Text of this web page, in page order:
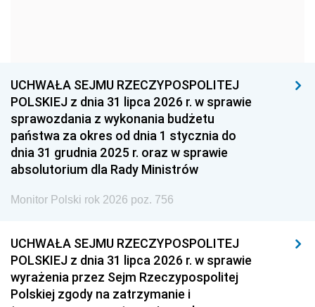
1939 1938 1937
1936 1930
UCHWAŁA SEJMU RZECZYPOSPOLITEJ
POLSKIEJ z dnia 31 lipca 2026 r. w sprawie
sprawozdania z wykonania budżetu
państwa za okres od dnia 1 stycznia do
dnia 31 grudnia 2025 r. oraz w sprawie
absolutorium dla Rady Ministrów
Monitor Polski rok 2026 poz. 756
UCHWAŁA SEJMU RZECZYPOSPOLITEJ
POLSKIEJ z dnia 31 lipca 2026 r. w sprawie
wyrażenia przez Sejm Rzeczypospolitej
Polskiej zgody na zatrzymanie i